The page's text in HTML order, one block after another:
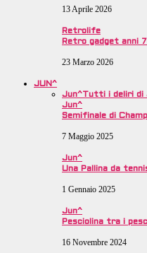
13 Aprile 2026
Retrolife
Retro gadget anni
23 Marzo 2026
JUN^
Jun^Tutti i deliri di
Jun^
Semifinale di
7 Maggio 2025
Jun^
Una Pallina da
1 Gennaio 2025
Jun^
Pesciolina tra i
16 Novembre 2024